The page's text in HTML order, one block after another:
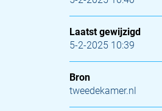
Laatst gewijzigd
5-2-2025 10:39
Bron
tweedekamer.nl